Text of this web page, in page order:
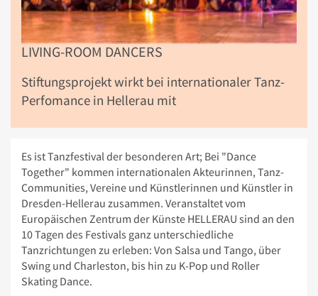
LIVING-ROOM DANCERS
Stiftungsprojekt wirkt bei internationaler Tanz-
Perfomance in Hellerau mit
Es ist Tanzfestival der besonderen Art; Bei "Dance
Together" kommen internationalen Akteurinnen, Tanz-
Communities, Vereine und Künstlerinnen und Künstler in
Dresden-Hellerau zusammen. Veranstaltet vom
Europäischen Zentrum der Künste HELLERAU sind an den
10 Tagen des Festivals ganz unterschiedliche
Tanzrichtungen zu erleben: Von Salsa und Tango, über
Swing und Charleston, bis hin zu K-Pop und Roller
Skating Dance.